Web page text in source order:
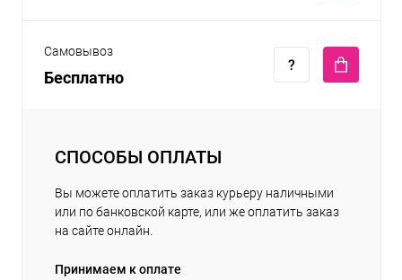
Самовывоз
Бесплатно
СПОСОБЫ ОПЛАТЫ
Вы можете оплатить заказ курьеру наличными
или по банковской карте, или же оплатить заказ
на сайте онлайн.
Принимаем к оплате